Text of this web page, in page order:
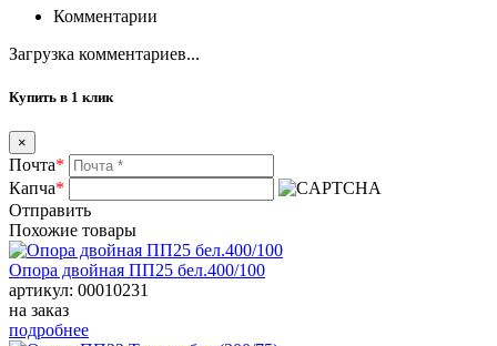
Комментарии
Загрузка комментариев...
Купить в 1 клик
×
Почта*
Капча*
Отправить
Похожие товары
Опора двойная ПП25 бел.400/100
артикул: 00010231
на заказ
подробнее